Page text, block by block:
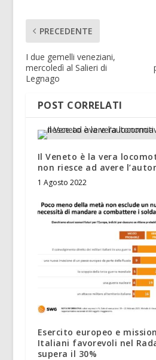
PRECEDENTE
I due gemelli veneziani,
mercoledì al Salieri di
Legnago
POST CORRELATI
Il Veneto è la vera
non riesce ad avere
1 Agosto 2022
Esercito europeo e
Italiani favorevoli nel
supera il 30%